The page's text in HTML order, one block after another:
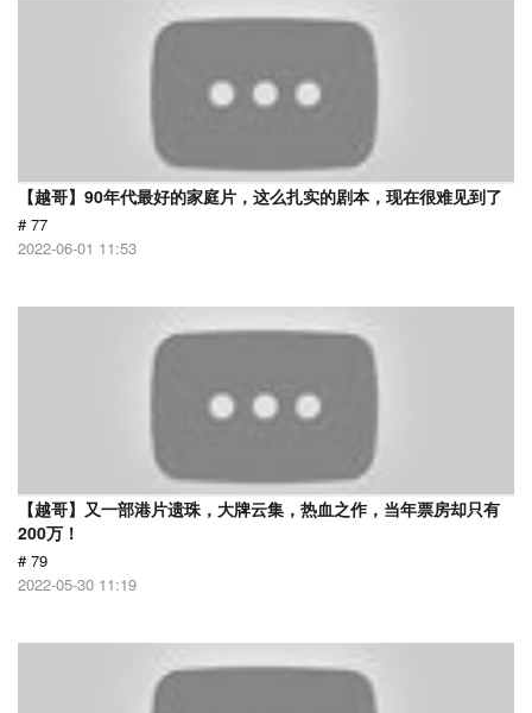
【越哥】90年代最好的家庭片，这么扎实的剧本，现在很难见到了
# 77
2022-06-01 11:53
【越哥】又一部港片遗珠，大牌云集，热血之作，当年票房却只有
200万！
# 79
2022-05-30 11:19